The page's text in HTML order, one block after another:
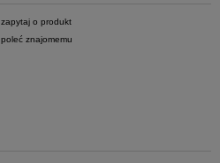
zapytaj o produkt
poleć znajomemu